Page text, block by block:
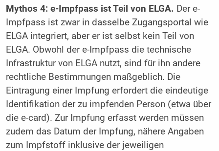
Mythos 4: e-Impfpass ist Teil von ELGA. Der e-
Impfpass ist zwar in dasselbe Zugangsportal wie
ELGA integriert, aber er ist selbst kein Teil von
ELGA. Obwohl der e-Impfpass die technische
Infrastruktur von ELGA nutzt, sind für ihn andere
rechtliche Bestimmungen maßgeblich. Die
Eintragung einer Impfung erfordert die eindeutige
Identifikation der zu impfenden Person (etwa über
die e-card). Zur Impfung erfasst werden müssen
zudem das Datum der Impfung, nähere Angaben
zum Impfstoff inklusive der jeweiligen